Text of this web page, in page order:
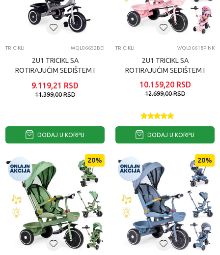
TRICIKLI WQL06652BEI
2U1 TRICIKL SA
ROTIRAJUĆIM SEDIŠTEM I
BEIGE ECOTOYS
9.119,21 RSD
11.399,00RSD
DODAJ U KORPU
TRICIKLI WQL06618PINK
2U1 TRICIKL SA
ROTIRAJUĆIM SEDIŠTEM I
SKLOPIVOM TENDOM
PINK ECOTOYS
10.159,20 RSD
12.699,00RSD
DODAJ U KORPU
20% 20%